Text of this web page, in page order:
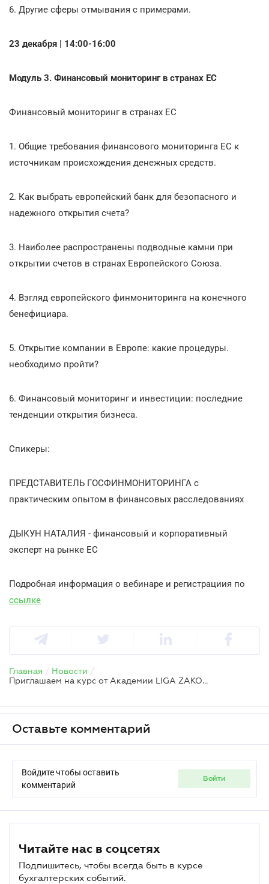
6. Другие сферы отмывания с примерами.
23 декабря | 14:00-16:00
Модуль 3. Финансовый мониторинг в странах ЕС
Финансовый мониторинг в странах ЕС
1. Общие требования финансового мониторинга ЕС к
источникам происхождения денежных средств.
2. Как выбрать европейский банк для безопасного и
надежного открытия счета?
3. Наиболее распространены подводные камни при
открытии счетов в странах Европейского Союза.
4. Взгляд европейского финмониторинга на конечного
бенефициара.
5. Открытие компании в Европе: какие процедуры.
необходимо пройти?
6. Финансовый мониторинг и инвестиции: последние
тенденции открытия бизнеса.
Спикеры:
ПРЕДСТАВИТЕЛЬ ГОСФИНМОНИТОРИНГА с
практическим опытом в финансовых расследованиях
ДЫКУН НАТАЛИЯ - финансовый и корпоративный
эксперт на рынке ЕС
Подробная информация о вебинаре и регистрациия по
ссылке
Главная / Новости /
Приглашаем на курс от Академии LIGA ZAKON: "Финансовый мониторинг – инструкция по применению"
Оставьте комментарий
Войдите чтобы оставить
комментарий
войти
Читайте нас в соцсетях
Подпишитесь, чтобы всегда быть в курсе
бухгалтерских событий.